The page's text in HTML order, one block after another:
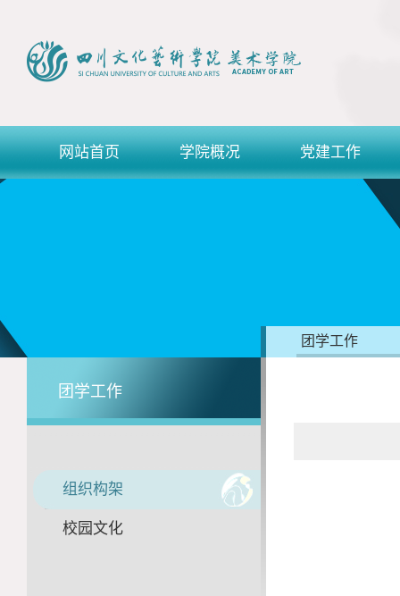
网站首页 学院概况 党建工作
团学工作
组织构架
校园文化
团学工作